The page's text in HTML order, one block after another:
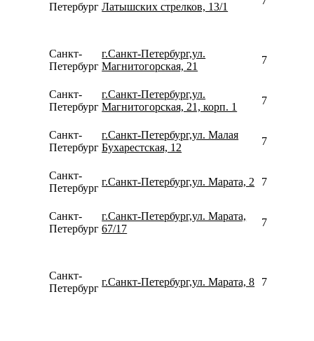
Петербург Латышских стрелков, 13/1
Санкт-
Петербург
г.Санкт-Петербург,ул.
Магнитогорская, 21
Санкт-
Петербург
г.Санкт-Петербург,ул.
Магнитогорская, 21, корп. 1
Санкт-
Петербург
г.Санкт-Петербург,ул. Малая
Бухарестская, 12
Санкт-
Петербург
г.Санкт-Петербург,ул. Марата, 2
Санкт-
Петербург
г.Санкт-Петербург,ул. Марата,
67/17
Санкт-
Петербург
г.Санкт-Петербург,ул. Марата, 8